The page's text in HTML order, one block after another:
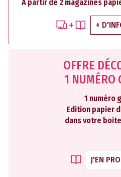
À partir de 2 magazines
+
OFFRE
1 NUMÉRO
1 numéro
Edition papier
dans votre
J'EN